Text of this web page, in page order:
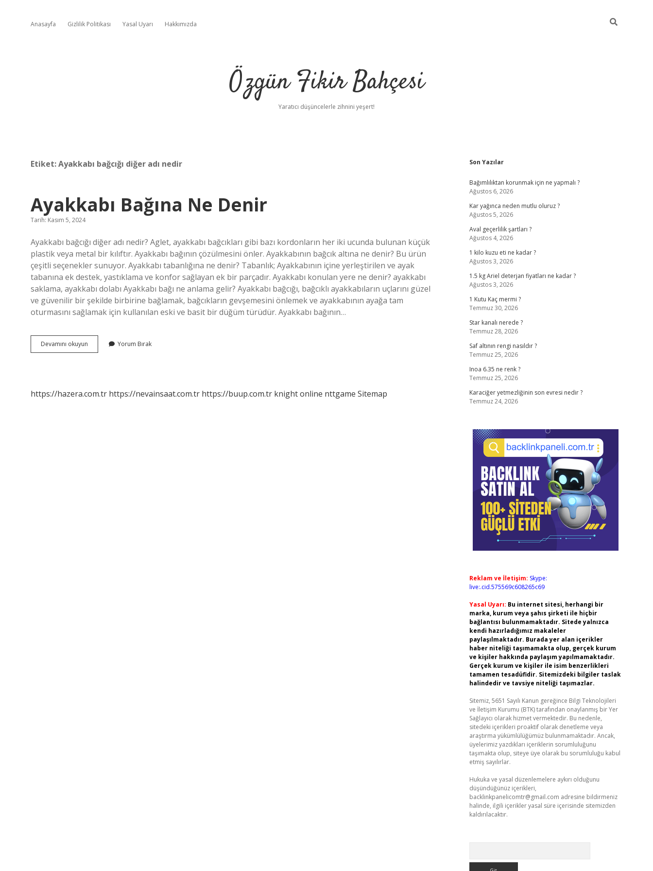
Anasayfa Gizlilik Politikası Yasal Uyarı Hakkımızda
Özgün Fikir Bahçesi
Yaratıcı düşüncelerle zihnini yeşert!
Etiket:Ayakkabı bağcığı diğer adı nedir
Ayakkabı Bağına Ne Denir
Tarih: Kasım 5, 2024
Ayakkabı bağcığı diğer adı nedir? Aglet, ayakkabı bağcıkları gibi bazı kordonların her iki ucunda bulunan küçük
plastik veya metal bir kılıftır. Ayakkabı bağının çözülmesini önler. Ayakkabının bağcık altına ne denir? Bu ürün
çeşitli seçenekler sunuyor. Ayakkabı tabanlığına ne denir? Tabanlık; Ayakkabının içine yerleştirilen ve ayak
tabanına ek destek, yastıklama ve konfor sağlayan ek bir parçadır. Ayakkabı konulan yere ne denir? ayakkabı
saklama, ayakkabı dolabı Ayakkabı bağı ne anlama gelir? Ayakkabı bağcığı, bağcıklı ayakkabıların uçlarını güzel
ve güvenilir bir şekilde birbirine bağlamak, bağcıkların gevşemesini önlemek ve ayakkabının ayağa tam
oturmasını sağlamak için kullanılan eski ve basit bir düğüm türüdür. Ayakkabı bağının…
Devamını okuyun Ayakkabı
Bağına
Yorum Bırak
https://hazera.com.tr https://nevainsaat.com.tr https://buup.com.tr knight online nttgame Sitemap
Sidebar
Son Yazılar
Bağımlılıktan korunmak için ne yapmalı ?
Ağustos 6, 2026
Kar yağınca neden mutlu oluruz ?
Ağustos 5, 2026
Aval geçerlilik şartları ?
Ağustos 4, 2026
1 kilo kuzu eti ne kadar ?
Ağustos 3, 2026
1.5 kg Ariel deterjan fiyatları ne kadar ?
Ağustos 3, 2026
1 Kutu Kaç mermi ?
Temmuz 30, 2026
Star kanalı nerede ?
Temmuz 28, 2026
Saf altının rengi nasıldır ?
Temmuz 25, 2026
Inoa 6.35 ne renk ?
Temmuz 25, 2026
Karaciğer yetmezliğinin son evresi nedir ?
Temmuz 24, 2026
Reklam ve İletişim: Skype:
live:.cid.575569c608265c69
Yasal Uyarı: Bu internet sitesi, herhangi bir
marka, kurum veya şahıs şirketi ile hiçbir
bağlantısı bulunmamaktadır. Sitede yalnızca
kendi hazırladığımız makaleler
paylaşılmaktadır. Burada yer alan içerikler
haber niteliği taşımamakta olup, gerçek kurum
ve kişiler hakkında paylaşım yapılmamaktadır.
Gerçek kurum ve kişiler ile isim benzerlikleri
tamamen tesadüfidir. Sitemizdeki bilgiler taslak
halindedir ve tavsiye niteliği taşımazlar.
Sitemiz, 5651 Sayılı Kanun gereğince Bilgi Teknolojileri
ve İletişim Kurumu (BTK) tarafından onaylanmış bir Yer
Sağlayıcı olarak hizmet vermektedir. Bu nedenle,
sitedeki içerikleri proaktif olarak denetleme veya
araştırma yükümlülüğümüz bulunmamaktadır. Ancak,
üyelerimiz yazdıkları içeriklerin sorumluluğunu
taşımakta olup, siteye üye olarak bu sorumluluğu kabul
etmiş sayılırlar.
Hukuka ve yasal düzenlemelere aykırı olduğunu
düşündüğünüz içerikleri,
backlinkpanelicomtr@gmail.com adresine bildirmeniz
halinde, ilgili içerikler yasal süre içerisinde sitemizden
kaldırılacaktır.